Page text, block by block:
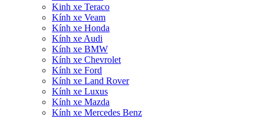
Kinh xe Teraco
Kính xe Veam
Kính xe Honda
Kính xe Audi
Kính xe BMW
Kính xe Chevrolet
Kính xe Ford
Kính xe Land Rover
Kính xe Luxus
Kính xe Mazda
Kính xe Mercedes Benz